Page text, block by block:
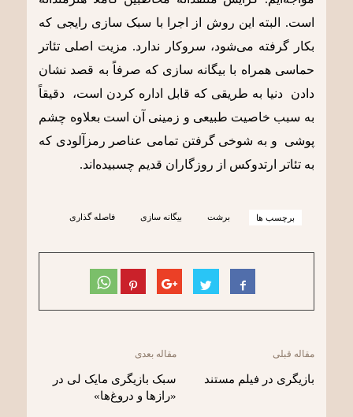
است. البته این روش از اجرا با سبک سازی رایجی که
بکار گرفته می‌شود، سروکار ندارد. مزیت اصلی تئاتر
حماسی همراه با بیگانه سازی که صرفاً به قصد نشان
دادن دنیا به طریقی که قابل اداره کردن است، دقیقاً
به سبب خاصیت طبیعی و زمینی آن است بعلاوه چشم
پوشی و به شوخی گرفتن تمامی عناصر رمزآلودی که
به تئاتر ارتدوکس از روزگاران قدیم چسبیده‌اند.
برچسب ها برشت بیگانه سازی فاصله گذاری
مقاله قبلی
بازیگری در فیلم مستند
مقاله بعدی
سبک بازیگری مایک لی در
«رازها و دروغ‌ها»